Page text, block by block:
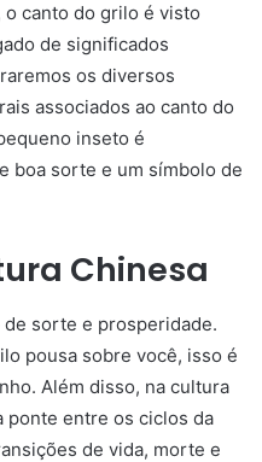
canto do grilo é visto
de significados
os diversos
associados ao canto do
inseto é
boa sorte e um símbolo de
Chinesa
sorte e prosperidade.
pousa sobre você, isso é
Além disso, na cultura
ponte entre os ciclos da
de vida, morte e